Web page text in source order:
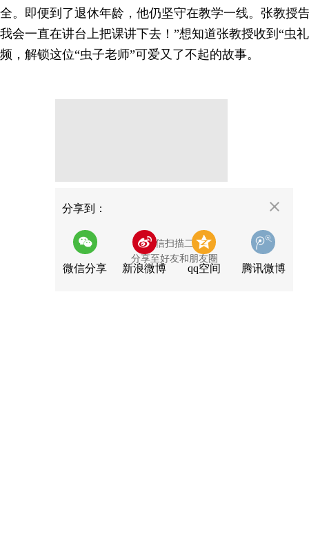
全。即便到了退休年龄，他仍坚守在教学一线。张教授
我会一直在讲台上把课讲下去！”想知道张教授收到“虫
频，解锁这位“虫子老师”可爱又了不起的故事。
分享到：
微信分享
用微信扫描二维码
分享至好友和朋友圈
新浪微博 qq空间 腾讯微博